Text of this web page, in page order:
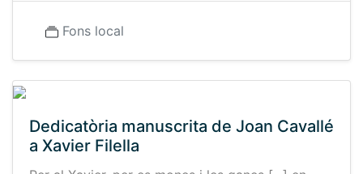
Fons local
Dedicatòria manuscrita de Joan Cavallé
a Xavier Filella